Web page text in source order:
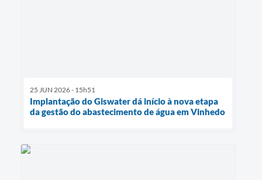
25 JUN 2026 - 15h51
Implantação do Giswater dá início à nova etapa
da gestão do abastecimento de água em Vinhedo